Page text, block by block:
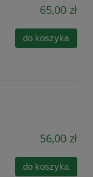
65,00 zł
do koszyka
56,00 zł
do koszyka